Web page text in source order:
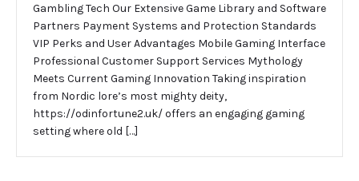
Gambling Tech Our Extensive Game Library and Software
Partners Payment Systems and Protection Standards
VIP Perks and User Advantages Mobile Gaming Interface
Professional Customer Support Services Mythology
Meets Current Gaming Innovation Taking inspiration
from Nordic lore’s most mighty deity,
https://odinfortune2.uk/ offers an engaging gaming
setting where old […]